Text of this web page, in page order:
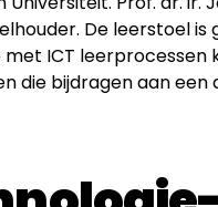
De leerstoel is
met ICT leerprocessen
die bijdragen aan een